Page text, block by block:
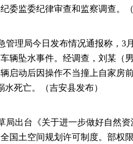
委监委纪律审查和监察调查。
管理局今日发布情况通报称，3
辆坠水事件。经调查，刘某（
启动后因操作不当撞上自家房
死亡。（吉安县发布）
局出台《关于进一步做好自然
国土空间规划许可制度。部权